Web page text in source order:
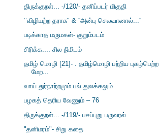
திருக்குறள்... -/120/- தனிப்படர் மிகுதி
‘’விழியற்ற தராசு" & ''அன்பு செலவானால்...''
படிக்காத மருமகள்- குறும்படம்
சிரிக்க.... சில நிமிடம்
தமிழ் மொழி [21]- . தமிழ்மொழி பற்றிய புகழ்பெற்ற
மேற...
வாய் துர்நாற்றமும் பல் துலக்கலும்
பழகத் தெரிய வேணும் – 76
திருக்குறள்... -/119/- பசப்புறு பருவரல்
"தனிமரம்"- சிறு கதை